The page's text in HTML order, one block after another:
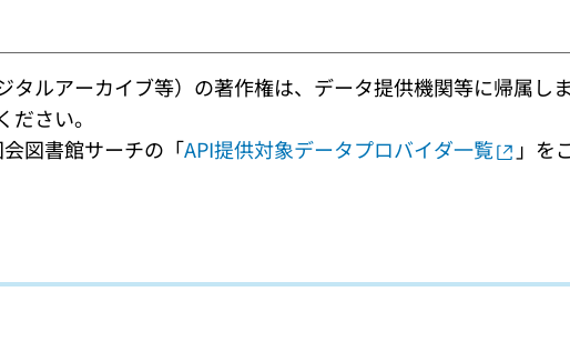
ルアーカイブ等）の著作権は、データ提供機関等に帰属し
さい。
図書館サーチの「API提供対象データプロバイダ一覧 」を